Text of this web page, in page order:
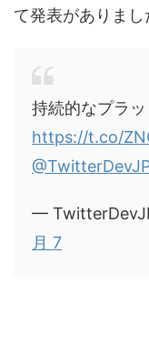
て発表がありまし
持続的なプラ
https://t.co/
—
月 7